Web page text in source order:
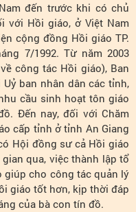
đến trước khi có chủ
với Hồi giáo, ở Việt Nam
cộng đồng Hồi giáo TP.
7/1992. Từ năm 2003
công tác Hồi giáo), Ban
ban nhân dân các tỉnh,
cầu sinh hoạt tôn giáo
Đến nay, đối với Chăm
cấp tỉnh ở tỉnh An Giang
Hội đồng sư cả Hồi giáo
qua, việc thành lập tổ
giúp cho công tác quản lý
giáo tốt hơn, kịp thời đáp
của bà con tín đồ.